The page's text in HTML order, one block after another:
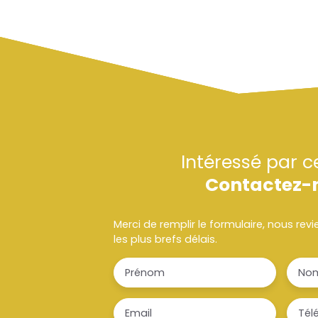
Intéressé par
Contactez-
Merci de remplir le formulaire, nous
les plus brefs délais.
Prénom
Email